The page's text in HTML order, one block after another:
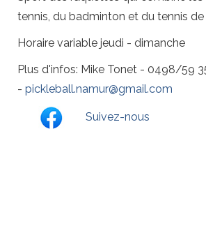
tennis, du badminton et du tennis
Horaire variable jeudi - dimanche
Plus d'infos: Mike Tonet - 0498/59
- pickleball.namur@gmail.com
Suivez-nous